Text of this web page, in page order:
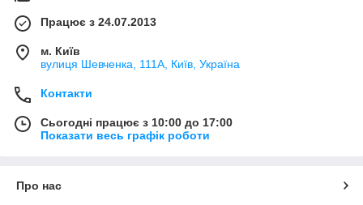
Працює з 24.07.2013
м. Київ
вулиця Шевченка, 111A, Київ, Україна
Контакти
Сьогодні працює з 10:00 до 17:00
Показати весь графік роботи
Про нас